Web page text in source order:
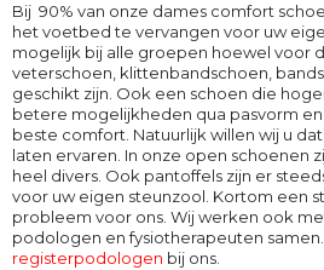
Bij 90% van onze dames comfort
het voetbed te vervangen voor uw
mogelijk bij alle groepen hoewel voor
veterschoen, klittenbandschoen,
geschikt zijn. Ook een schoen die
betere mogelijkheden qua pasvorm
beste comfort. Natuurlijk willen wij u
laten ervaren. In onze open schoenen
heel divers. Ook pantoffels zijn er
voor uw eigen steunzool. Kortom een
probleem voor ons. Wij werken ook
podologen en fysiotherapeuten
registerpodologen bij ons.